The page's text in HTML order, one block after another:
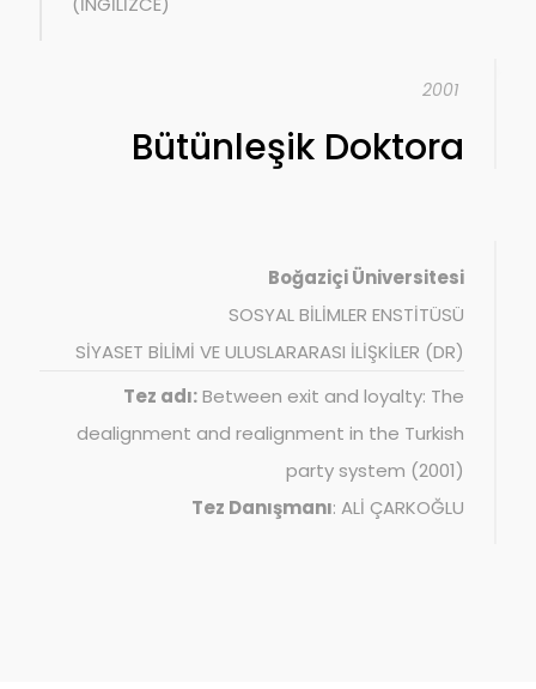
2001
Bütünleşik Doktora
Boğaziçi Üniversitesi
SOSYAL BİLİMLER ENSTİTÜSÜ
SİYASET BİLİMİ VE ULUSLARARASI İLİŞKİLER (DR)
Tez adı:Between exit and loyalty: The
dealignment and realignment in the Turkish
party system (2001)
Tez Danışmanı: ALİ ÇARKOĞLU